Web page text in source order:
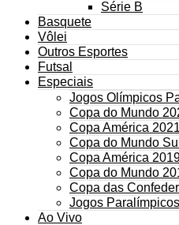
Série B
Basquete
Vôlei
Outros Esportes
Futsal
Especiais
Jogos Olímpicos
Copa do Mundo
Copa América 2021
Copa do Mundo
Copa América
Copa do Mundo
Copa das
Jogos
Ao Vivo